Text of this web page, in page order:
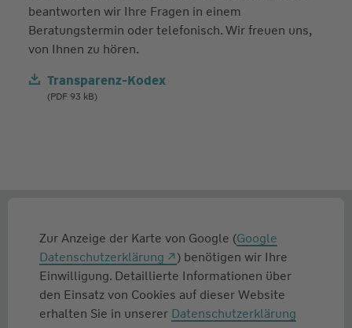
beantworten wir Ihre Fragen in einem
Beratungstermin oder telefonisch. Wir freuen uns,
von Ihnen zu hören.
Transparenz-Kodex
(PDF 93 kB)
Zur Anzeige der Karte von Google (Google
Datenschutzerklärung
) benötigen wir Ihre
Einwilligung. Detaillierte Informationen über
den Einsatz von Cookies auf dieser Website
erhalten Sie in unserer Datenschutzerklärung